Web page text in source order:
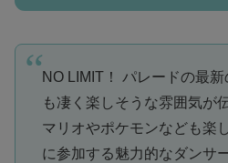
NO LIMIT！ パレードの最
も凄く楽しそうな雰囲気が
マリオやポケモンなども楽
に参加する魅力的なダンサ